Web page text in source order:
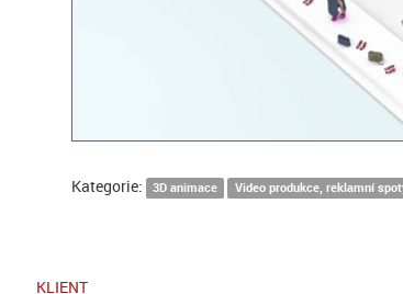
Kategorie: 3D animace Video produkce, reklamní
KLIENT